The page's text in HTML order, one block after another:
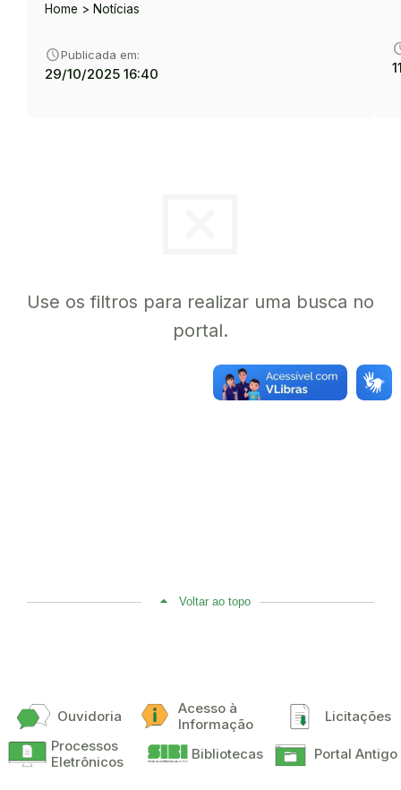
Home > Notícias
schedulePublicada em:
29/10/2025 16:40
Use os filtros para realizar uma busca no
portal.
Voltar ao topo
Ouvidoria
Acesso à
Informação
Licitações
Processos
Eletrônicos
Bibliotecas Portal Antigo